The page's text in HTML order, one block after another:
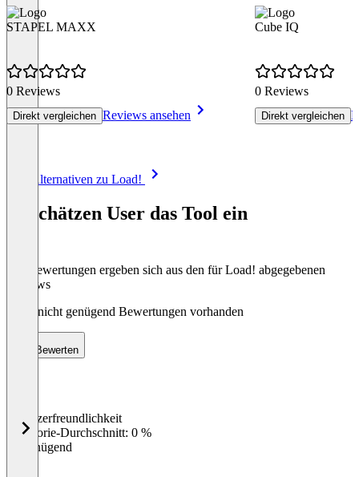
STAPEL MAXX
0 Reviews
Direkt vergleichen Reviews ansehen
Cube IQ
0 Reviews
Direkt vergleichen
Alle Alternativen zu Load!
So schätzen User das Tool ein
Die Bewertungen ergeben sich aus den für Load! abgegebenen
Reviews
Noch nicht genügend Bewertungen vorhanden
Bewerten
%
Benutzerfreundlichkeit
Kategorie-Durchschnitt: 0 %
Ungenügend